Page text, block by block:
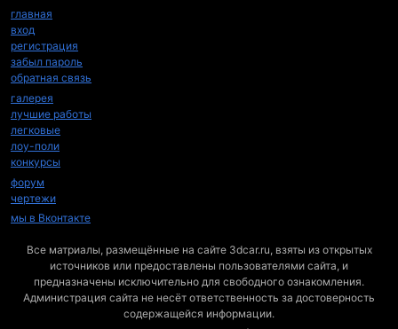
главная
вход
регистрация
забыл пароль
обратная связь
галерея
лучшие работы
легковые
лоу-поли
конкурсы
форум
чертежи
мы в Вконтакте
Все матриалы, размещённые на сайте 3dcar.ru, взяты из открытых
источников или предоставлены пользователями сайта, и
предназначены исключительно для свободного ознакомления.
Администрация сайта не несёт ответственность за достоверность
содержащейся информации.